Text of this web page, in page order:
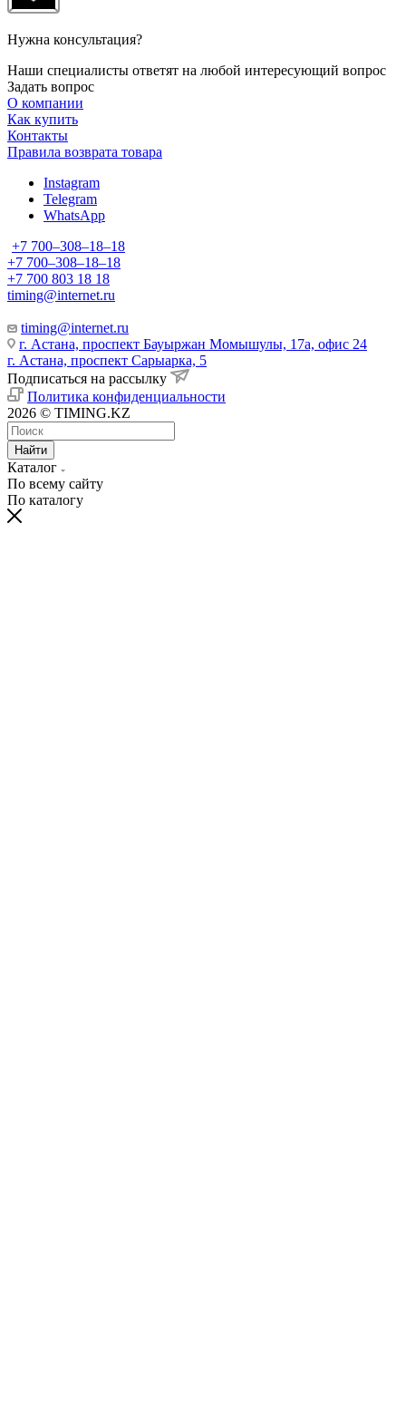
Нужна консультация?
Наши специалисты ответят на любой интересующий вопрос
Задать вопрос
О компании
Как купить
Контакты
Правила возврата товара
Instagram
Telegram
WhatsApp
+7 700‒308‒18‒18
+7 700‒308‒18‒18
+7 700 803 18 18
timing@internet.ru
timing@internet.ru
г. Астана, проспект Бауыржан Момышулы, 17а, офис 24
г. Астана, проспект Сарыарка, 5
Подписаться на рассылку
Политика конфиденциальности
2026 © TIMING.KZ
Найти
Каталог
По всему сайту
По каталогу